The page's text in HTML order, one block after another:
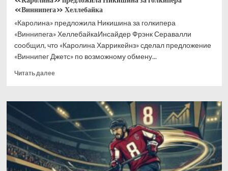
«Виннипега» Хеллебайка
«Каролина» предложила Никишина за голкипера
«Виннипега» ХеллебайкаИнсайдер Фрэнк Серавалли
сообщил, что «Каролина Харрикейнз» сделал предложение
«Виннипег Джетс» по возможному обмену...
Читать далееПрочитать
«Каролина»
предложила
Никишина
за
голкипера
«Виннипега»
Хеллебайка